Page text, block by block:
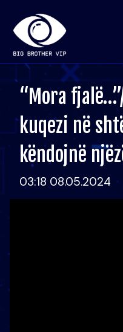
“Mora
kuqezi në
këndojnë
03:18 08.05.2024